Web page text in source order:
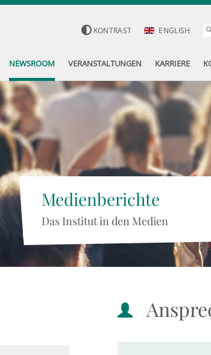
KONTRAST ENGLISH
NEWSROOM VERANSTALTUNGEN KARRIERE
Medienberichte
Das Institut in den Medien